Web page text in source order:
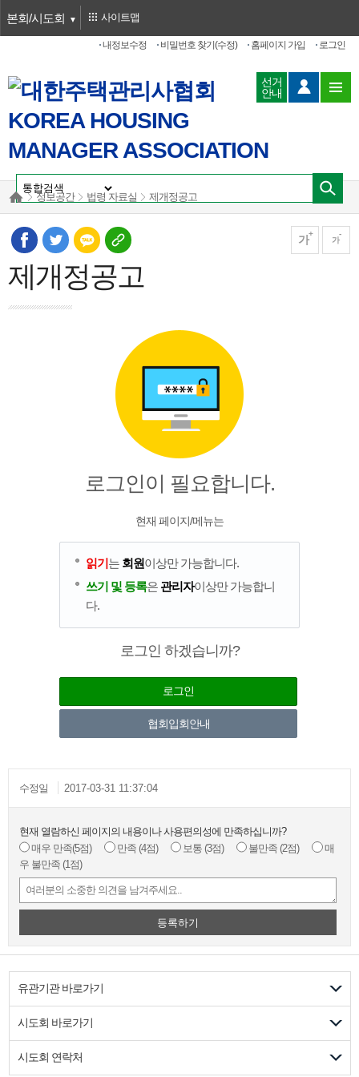
본회/시도회
로그인
홈페이지 가입
비밀번호 찾기(수정)
내정보수정
사이트맵
선거
안내
정보공간 법령 자료실 제개정공고
가 가
제개정공고
로그인이 필요합니다.
현재 페이지/메뉴는
읽기는 회원이상만 가능합니다.
쓰기 및 등록은 관리자이상만 가능합니
다.
로그인 하겠습니까?
로그인
협회입회안내
수정일 2017-03-31 11:37:04
현재 열람하신 페이지의 내용이나 사용편의성에 만족하십니까?
매우 만족(5점) 만족 (4점) 보통 (3점) 불만족 (2점)
매
우 불만족 (1점)
등록하기
유관기관 바로가기
시도회 바로가기
시도회 연락처